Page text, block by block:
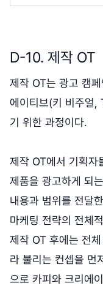
D-10. 제작 OT
제작 OT는 광고 캠
에이티브(키 비주얼,
기 위한 과정이다.
제작 OT에서 기획자
제품을 광고하게 되
내용과 범위를 전달
마케팅 전략의 전체
제작 OT 후에는 전
라 불리는 컨셉을 먼
으로 카피와 크리에